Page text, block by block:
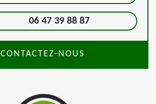
06 47 39 88 87
CONTACTEZ-NOUS